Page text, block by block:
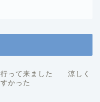
行って来ました 涼しく
かった